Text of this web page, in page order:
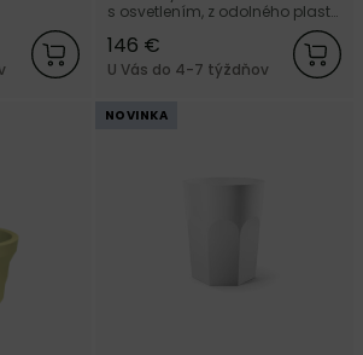
s osvetlením, z odolného plastu
collection.
146 €
U Vás do 4-7 týždňov
NOVINKA